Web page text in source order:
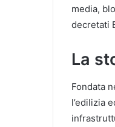
media,
decretati
La
Fondata
l’edilizia